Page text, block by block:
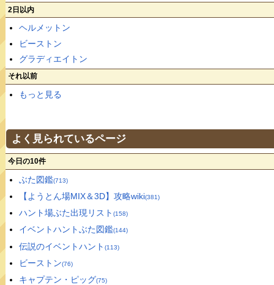
2日以内
ヘルメットン
ビーストン
グラディエイトン
それ以前
もっと見る
よく見られているページ
今日の10件
ぶた図鑑(713)
【ようとん場MIX＆3D】攻略wiki(381)
ハント場ぶた出現リスト (158)
イベントハントぶた図鑑(144)
伝説のイベントハント (113)
ビーストン(76)
キャプテン・ピッグ(75)